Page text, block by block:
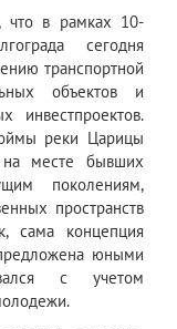
что в рамках 10-
сегодня
транспортной
объектов и
инвестпроектов.
реки Царицы
месте бывших
поколениям,
пространств
сама концепция
юными
с учетом